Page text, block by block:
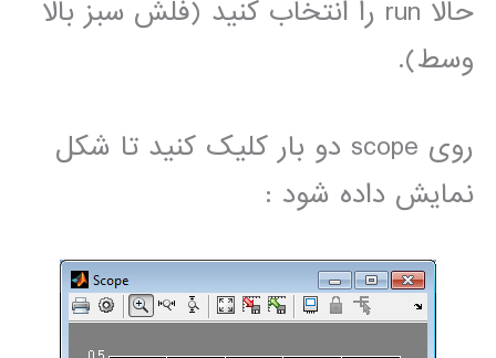
حالا run را انتخاب کنید (فلش سبز بالا
وسط).
روی scope دو بار کلیک کنید تا شکل
نمایش داده شود :